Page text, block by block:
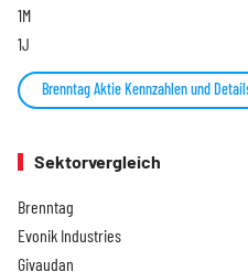
1M
1J
Brenntag Aktie Kennzahlen und
Sektorvergleich
Brenntag
Evonik Industries
Givaudan